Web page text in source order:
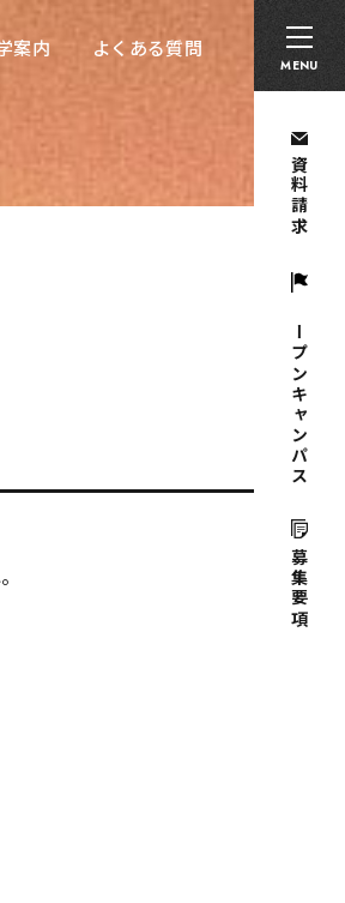
MENU
案内 よくある質問
資料請求
オープンキャンパス
募集要項
者の方へ 留学生の方へ
案内 よくある質問